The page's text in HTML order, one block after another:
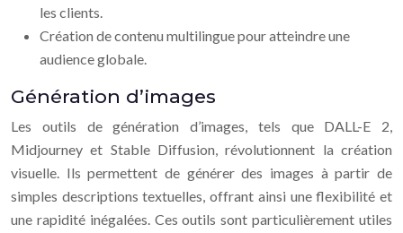
les clients.
Création de contenu multilingue pour atteindre une
audience globale.
Génération d’images
Les outils de génération d’images, tels que DALL-E 2,
Midjourney et Stable Diffusion, révolutionnent la création
visuelle. Ils permettent de générer des images à partir de
simples descriptions textuelles, offrant ainsi une flexibilité et
une rapidité inégalées. Ces outils sont particulièrement utiles